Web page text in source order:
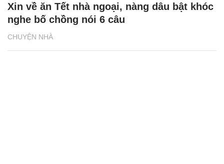
CHUYỆN NHÀ
Xin về ăn Tết nhà ngoại, nàng dâu bật khóc
nghe bố chồng nói 6 câu